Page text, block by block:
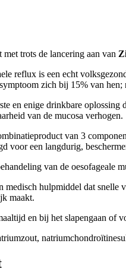
trots de lancering aan van
reflux is een echt
zich bij 15% van hen;
en enige drinkbare oplossing
van de mucosa verhogen.
van 3
voor een langdurig,
van de oesofageale
medisch hulpmiddel dat snelle
maakt.
en bij het slapengaan of